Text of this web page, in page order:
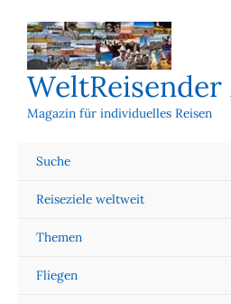
Inhalt
springen
WeltReisender
Magazin für individuelles Reisen
Suche
Reiseziele weltweit
Themen
Fliegen